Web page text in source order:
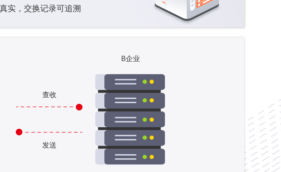
实，交换记录可追溯
查收
发送
B企业